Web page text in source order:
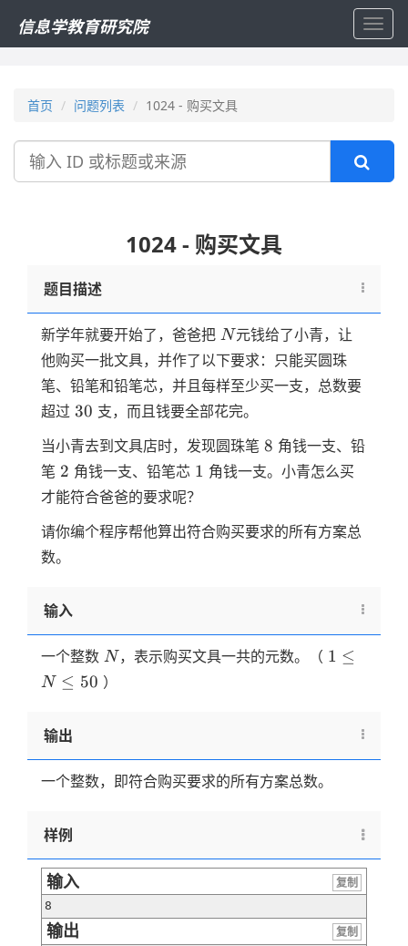
信息学教育研究院
首页 问题列表 1024 - 购买文具
搜
1024 - 购买文具
题目描述
新学年就要开始了，爸爸把 N
N元钱给了小青，让
他购买一批文具，并作了以下要求：只能买圆珠
笔、铅笔和铅笔芯，并且每样至少买一支，总数要
超过 30
30 支，而且钱要全部花完。
当小青去到文具店时，发现圆珠笔 8
8 角钱一支、铅
笔 2
2 角钱一支、铅笔芯 1
1 角钱一支。小青怎么买
才能符合爸爸的要求呢？
请你编个程序帮他算出符合购买要求的所有方案总
数。
输入
一个整数 N
N ，表示购买文具一共的元数。（ 1
1 ≤
N ≤ 50 ）
输出
一个整数，即符合购买要求的所有方案总数。
样例
输入
复制
8
输出
复制